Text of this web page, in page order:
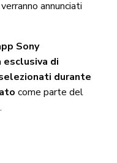
annunciati
Sony
di
durante
come parte del